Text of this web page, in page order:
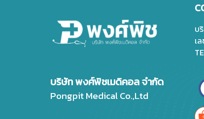
บริษัท พงศ์พิชเมดิคอล จำกัด
Pongpit Medical Co.,Ltd
บ
เ